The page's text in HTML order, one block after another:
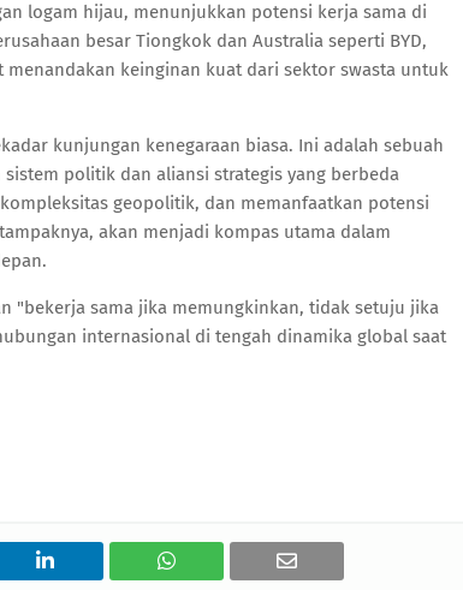
logam hijau, menunjukkan potensi kerja sama di
besar Tiongkok dan Australia seperti BYD,
menandakan keinginan kuat dari sektor swasta untuk
kunjungan kenegaraan biasa. Ini adalah sebuah
politik dan aliansi strategis yang berbeda
geopolitik, dan memanfaatkan potensi
akan menjadi kompas utama dalam
"bekerja sama jika memungkinkan, tidak setuju jika
internasional di tengah dinamika global saat